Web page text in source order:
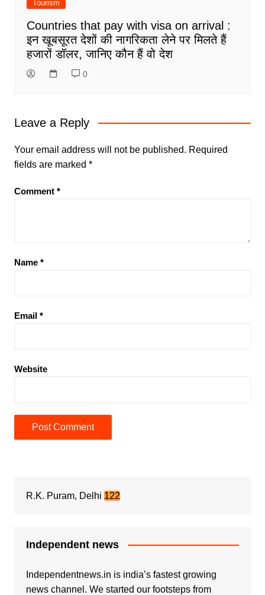
Tourism
Countries that pay with visa on arrival :
इन खूबसूरत देशों की नागरिकता लेने पर मिलते हैं
हजारों डॉलर, जानिए कौन हैं वो देश
0
Leave a Reply
Your email address will not be published. Required
fields are marked *
Comment *
Name *
Email *
Website
R.K. Puram, Delhi 122
Independent news
Independentnews.in is india’s fastest growing
news channel. We started our footsteps from